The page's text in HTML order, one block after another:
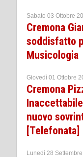
Sabato 03 Ottobre
Cremona
soddisfatto
Musicologia
Giovedì 01 Ottobre
Cremona
nuovo
[Telefonata]
Lunedì 28